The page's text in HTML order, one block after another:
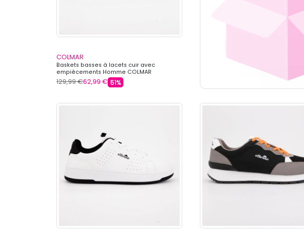
COLMAR
Baskets basses à lacets cuir avec
empiècements Homme COLMAR
129,99 €62,99 € 51%